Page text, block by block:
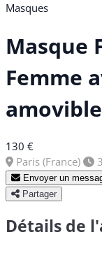
Masques
Masque
Femme
amovible
130 €
Paris (France)
Envoyer un
Partager
Détails de